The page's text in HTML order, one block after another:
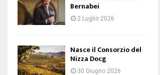
Bernabei
2 Luglio 2026
Nasce il Consorzio del
Nizza Docg
30 Giugno 2026